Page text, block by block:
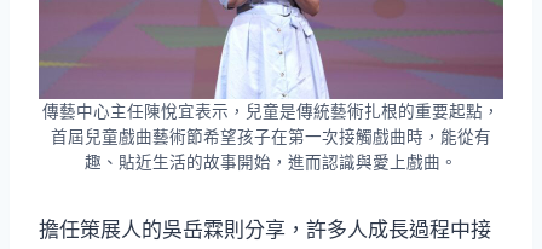
傳藝中心主任陳悅宜表示，兒童是傳統藝術扎根的重要起點，
首屆兒童戲曲藝術節希望孩子在第一次接觸戲曲時，能從有
趣、貼近生活的故事開始，進而認識與愛上戲曲。
擔任策展人的吳岳霖則分享，許多人成長過程中接